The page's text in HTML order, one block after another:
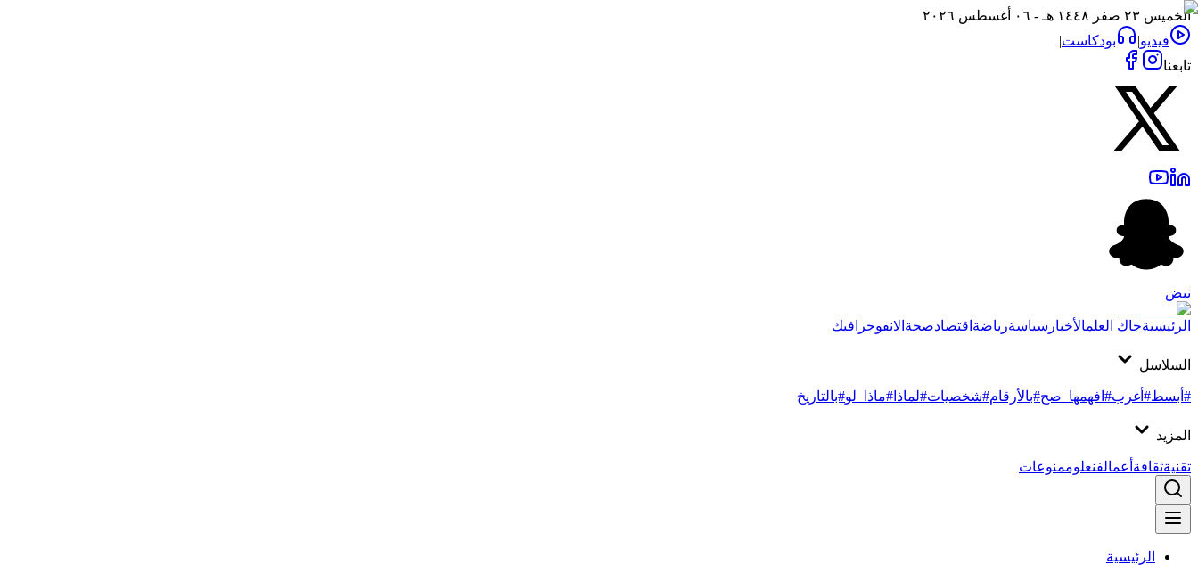
الخميس ٢٣ صفر ١٤٤٨ هـ - ٠٦ أغسطس ٢٠٢٦
فيديو| بودكاست|
تابعنا
نبض
الرئيسيةجاك العلمالأخبار سياسةرياضة اقتصادصحة الانفوجرافيك
السلاسل
#أبسط#أغرب#افهمها_صح#بالأرقام#شخصيات#لماذا #ماذا_لو#بالتاريخ
المزيد
تقنيةثقافة أعمالفنعلوممنوعات
الرئيسية